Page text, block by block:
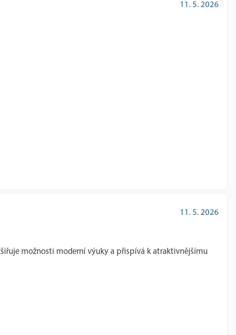
11. 5. 2026
11. 5. 2026
možnosti moderní výuky a přispívá k atraktivnějšímu